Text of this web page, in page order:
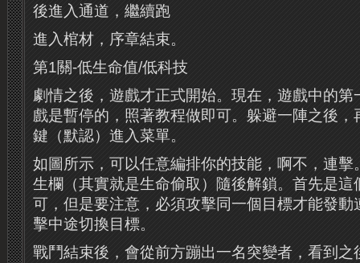
後進入通道，繼續跑
進入棺材，序章結束。
第1關-低生命值/低科技
劇情之後，遊戲才正式開始。現在，遊戲中的
戲是暫停的，照著教程做即可。躲避一陣之後，
鍵（默認）進入菜單。
如圖所示，可以任意編排你的技能，啊不，連擊
生欄（其實就是生命偷取）隨後解鎖。首先是這
可，但是要注意，必須攻擊同一個目標才能發動
擊中途切換目標。
戰鬥結束後，會從前方蹦出一名突變者，看到之